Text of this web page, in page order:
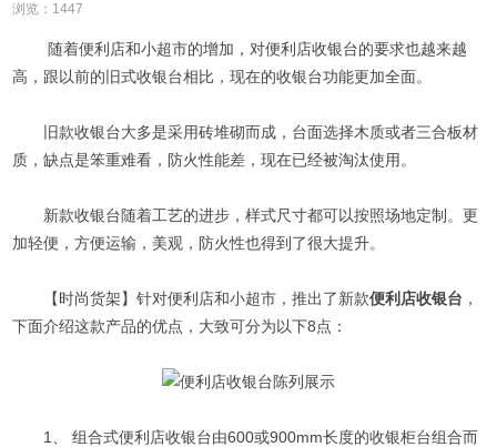
浏览： 1447
随着便利店和小超市的增加，对便利店收银台的要求也越来越
高，跟以前的旧式收银台相比，现在的收银台功能更加全面。
旧款收银台大多是采用砖堆砌而成，台面选择木质或者三合板材
质，缺点是笨重难看，防火性能差，现在已经被淘汰使用。
新款收银台随着工艺的进步，样式尺寸都可以按照场地定制。更
加轻便，方便运输，美观，防火性也得到了很大提升。
【时尚货架】针对便利店和小超市，推出了新款便利店收银台 ，
下面介绍这款产品的优点，大致可分为以下8点：
1、 组合式便利店收银台由600或900mm长度的收银柜台组合而